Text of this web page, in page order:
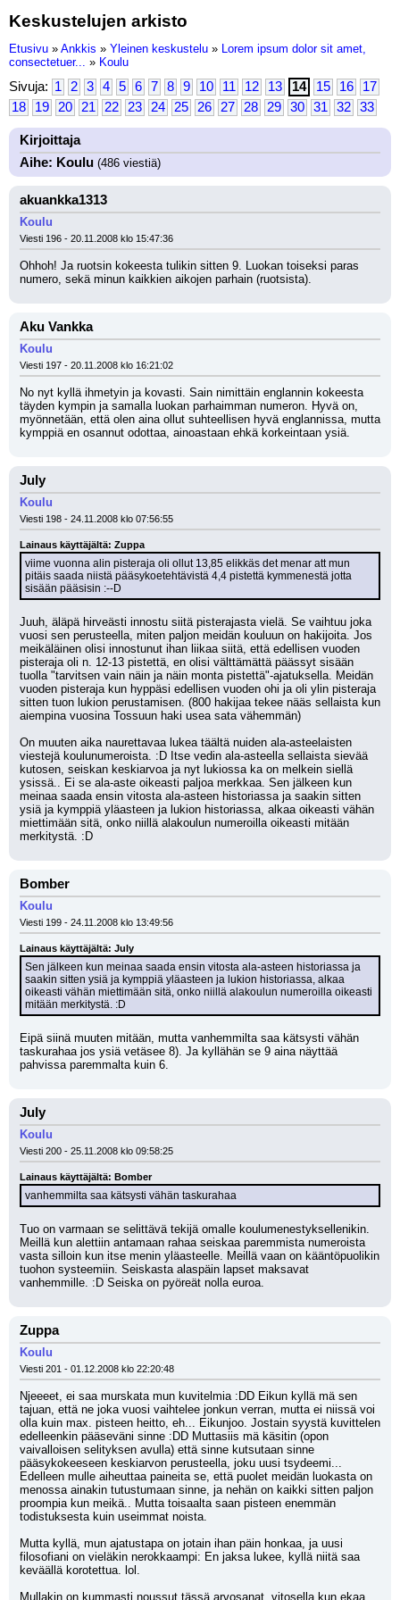
Keskustelujen arkisto
Etusivu » Ankkis » Yleinen keskustelu » Lorem ipsum dolor sit amet,
consectetuer... » Koulu
Sivuja: 1 2 3 4 5 6 7 8 9 10 11 12 13 14 15 16
17
18
19 20 21 22 23 24 25 26 27 28 29 30 31 32 33
Kirjoittaja
Aihe: Koulu (486 viestiä)
akuankka1313
Koulu
Viesti 196 - 20.11.2008 klo 15:47:36
Ohhoh! Ja ruotsin kokeesta tulikin sitten 9. Luokan toiseksi paras
numero, sekä minun kaikkien aikojen parhain (ruotsista).
Aku Vankka
Koulu
Viesti 197 - 20.11.2008 klo 16:21:02
No nyt kyllä ihmetyin ja kovasti. Sain nimittäin englannin kokeesta
täyden kympin ja samalla luokan parhaimman numeron. Hyvä on,
myönnetään, että olen aina ollut suhteellisen hyvä englannissa, mutta
kymppiä en osannut odottaa, ainoastaan ehkä korkeintaan ysiä.
July
Koulu
Viesti 198 - 24.11.2008 klo 07:56:55
Lainaus käyttäjältä: Zuppa
viime vuonna alin pisteraja oli ollut 13,85 elikkäs det menar att mun
pitäis saada niistä pääsykoetehtävistä 4,4 pistettä kymmenestä jotta
sisään pääsisin :--D
Juuh, äläpä hirveästi innostu siitä pisterajasta vielä. Se vaihtuu joka
vuosi sen perusteella, miten paljon meidän kouluun on hakijoita. Jos
meikäläinen olisi innostunut ihan liikaa siitä, että edellisen vuoden
pisteraja oli n. 12-13 pistettä, en olisi välttämättä päässyt sisään
tuolla "tarvitsen vain näin ja näin monta pistettä"-ajatuksella. Meidän
vuoden pisteraja kun hyppäsi edellisen vuoden ohi ja oli ylin pisteraja
sitten tuon lukion perustamisen. (800 hakijaa tekee nääs sellaista kun
aiempina vuosina Tossuun haki usea sata vähemmän)
On muuten aika naurettavaa lukea täältä nuiden ala-asteelaisten
viestejä koulunumeroista. :D Itse vedin ala-asteella sellaista sievää
kutosen, seiskan keskiarvoa ja nyt lukiossa ka on melkein siellä
ysissä.. Ei se ala-aste oikeasti paljoa merkkaa. Sen jälkeen kun
meinaa saada ensin vitosta ala-asteen historiassa ja saakin sitten
ysiä ja kymppiä yläasteen ja lukion historiassa, alkaa oikeasti vähän
miettimään sitä, onko niillä alakoulun numeroilla oikeasti mitään
merkitystä. :D
Bomber
Koulu
Viesti 199 - 24.11.2008 klo 13:49:56
Lainaus käyttäjältä: July
Sen jälkeen kun meinaa saada ensin vitosta ala-asteen historiassa ja
saakin sitten ysiä ja kymppiä yläasteen ja lukion historiassa, alkaa
oikeasti vähän miettimään sitä, onko niillä alakoulun numeroilla oikeasti
mitään merkitystä. :D
Eipä siinä muuten mitään, mutta vanhemmilta saa kätsysti vähän
taskurahaa jos ysiä vetäsee 8). Ja kyllähän se 9 aina näyttää
pahvissa paremmalta kuin 6.
July
Koulu
Viesti 200 - 25.11.2008 klo 09:58:25
Lainaus käyttäjältä: Bomber
vanhemmilta saa kätsysti vähän taskurahaa
Tuo on varmaan se selittävä tekijä omalle koulumenestyksellenikin.
Meillä kun alettiin antamaan rahaa seiskaa paremmista numeroista
vasta silloin kun itse menin yläasteelle. Meillä vaan on kääntöpuolikin
tuohon systeemiin. Seiskasta alaspäin lapset maksavat
vanhemmille. :D Seiska on pyöreät nolla euroa.
Zuppa
Koulu
Viesti 201 - 01.12.2008 klo 22:20:48
Njeeeet, ei saa murskata mun kuvitelmia :DD Eikun kyllä mä sen
tajuan, että ne joka vuosi vaihtelee jonkun verran, mutta ei niissä voi
olla kuin max. pisteen heitto, eh... Eikunjoo. Jostain syystä kuvittelen
edelleenkin pääseväni sinne :DD Muttasiis mä käsitin (opon
vaivalloisen selityksen avulla) että sinne kutsutaan sinne
pääsykokeeseen keskiarvon perusteella, joku uusi tsydeemi...
Edelleen mulle aiheuttaa paineita se, että puolet meidän luokasta on
menossa ainakin tutustumaan sinne, ja nehän on kaikki sitten paljon
proompia kun meikä.. Mutta toisaalta saan pisteen enemmän
todistuksesta kuin useimmat noista.
Mutta kyllä, mun ajatustapa on jotain ihan päin honkaa, ja uusi
filosofiani on vieläkin nerokkaampi: En jaksa lukee, kyllä niitä saa
keväällä korotettua. lol.
Mullakin on kummasti noussut tässä arvosanat, vitosella kun ekaa